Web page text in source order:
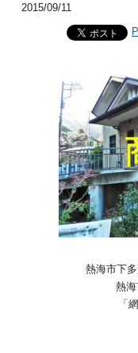
2015/09/11
熱海市下
熱
「